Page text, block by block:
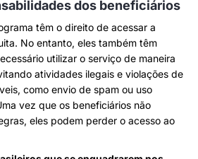
dos beneficiários
têm o direito de acessar a
No entanto, eles também têm
utilizar o serviço de maneira
atividades ilegais e violações de
como envio de spam ou uso
vez que os beneficiários não
eles podem perder o acesso ao